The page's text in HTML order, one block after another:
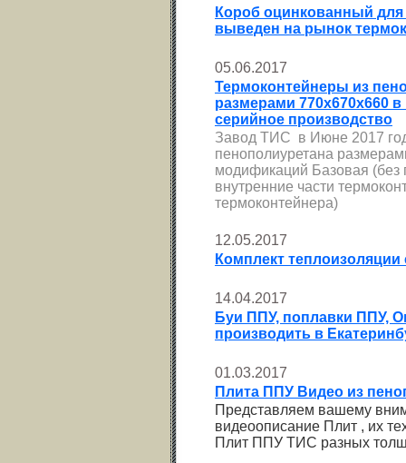
Короб оцинкованный
выведен на рынок
05.06.2017
Термоконтейнеры из
размерами 770х670х660
серийное производство
Завод ТИС в Июне 2017
пенополиуретана
модификаций Базовая (без
внутренние части
термоконтейнера)
12.05.2017
Комплект
14.04.2017
Буи ППУ, поплавки ППУ,
производить в
01.03.2017
Плита ППУ Видео из
Представляем вашему
видеоописание Плит , их
Плит ППУ ТИС разных